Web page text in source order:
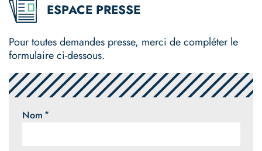
ESPACE PRESSE
Pour toutes demandes presse, merci de compléter le
formulaire ci-dessous.
Nom